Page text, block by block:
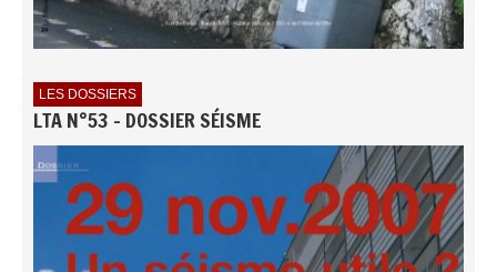
LES DOSSIERS
LTA N°53 - DOSSIER SÉISME